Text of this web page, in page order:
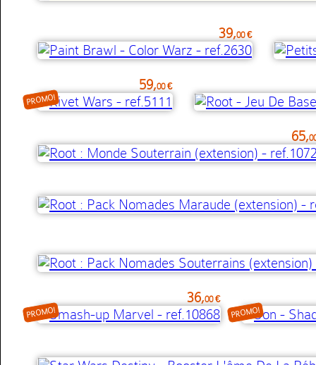
39,00 €
PROMO!
59,00 €
65,
PROMO!
36,00 €
PROMO!